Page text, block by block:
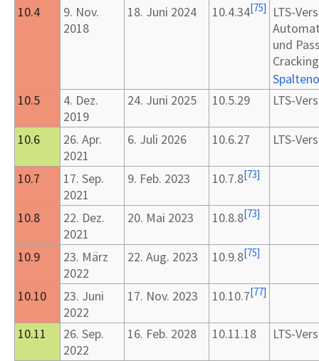
10.4
9. Nov.
2018
18. Juni 2024 10.4.34[75]
LTS-
und
10.5
4. Dez.
2019
24. Juni 2025 10.5.29 LTS-
10.6 26. Apr.
2021
6. Juli 2026 10.6.27 LTS-
10.7 17. Sep.
2021
9. Feb. 2023 10.7.8[73]
10.8 22. Dez.
2021
20. Mai 2023 10.8.8[73]
10.9 23. März
2022
22. Aug. 2023 10.9.8[75]
10.10 23. Juni
2022
17. Nov. 2023 10.10.7[77]
10.11 26. Sep.
2022
16. Feb. 2028 10.11.18 LTS-